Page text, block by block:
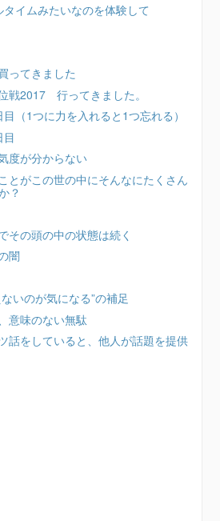
イムみたいなのを体験して
ってきました
戦2017 行ってきました。
（1つに力を入れると1つ忘れる）
度が分からない
とがこの世の中にそんなにたくさん
？
その頭の中の状態は続く
闇
いのが気になる”の補足
意味のない無駄
話をしていると、他人が話題を提供